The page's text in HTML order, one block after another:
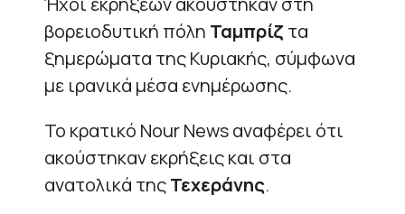
βορειοδυτική πόλη Ταμπρίζ τα
ξημερώματα της Κυριακής, σύμφωνα
με ιρανικά μέσα ενημέρωσης.
Το κρατικό Nour News αναφέρει ότι
ακούστηκαν εκρήξεις και στα
ανατολικά τηςΤεχεράνης.